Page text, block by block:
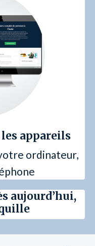
appareils
ordinateur,
aujourd’hui,